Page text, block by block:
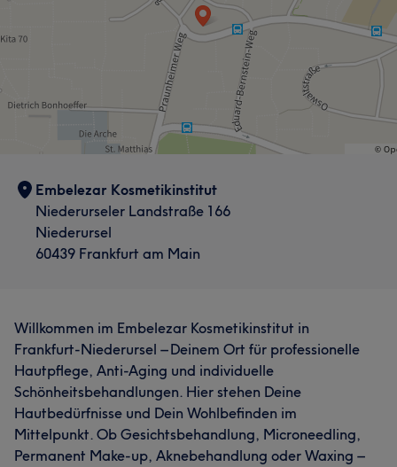
Embelezar Kosmetikinstitut
Niederurseler Landstraße 166
Niederursel
60439 Frankfurt am Main
Willkommen im Embelezar Kosmetikinstitut in
Frankfurt-Niederursel – Deinem Ort für professionelle
Hautpflege, Anti-Aging und individuelle
Schönheitsbehandlungen. Hier stehen Deine
Hautbedürfnisse und Dein Wohlbefinden im
Mittelpunkt. Ob Gesichtsbehandlung, Microneedling,
Permanent Make-up, Aknebehandlung oder Waxing –